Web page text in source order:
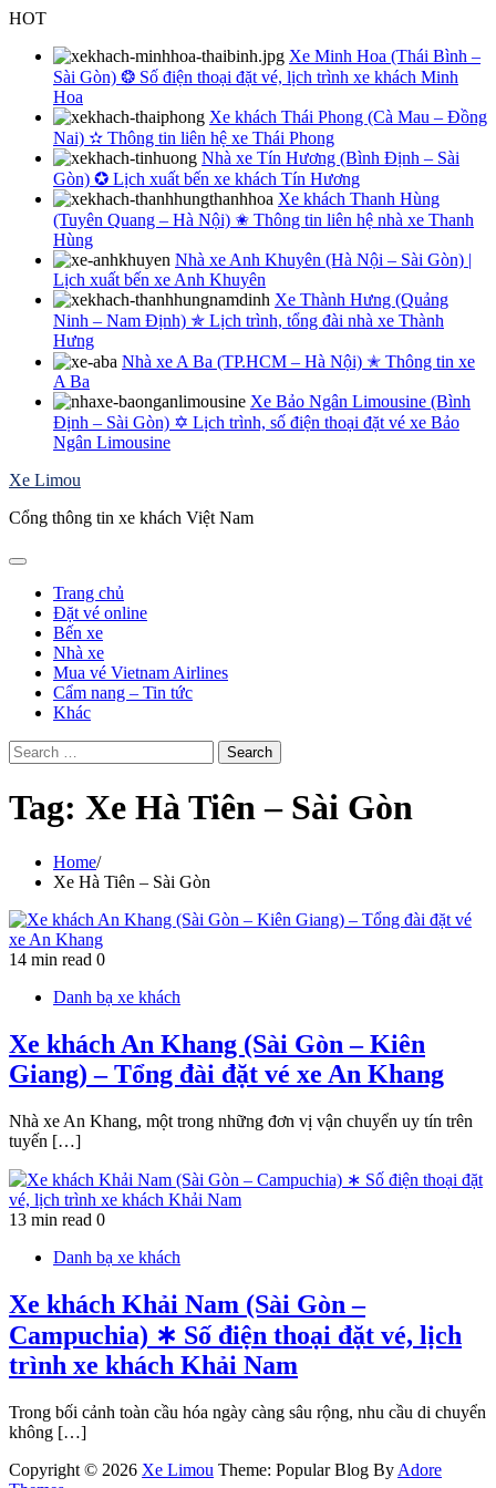
Skip
content
HOT
Xe Minh Hoa (Thái Bình –
Sài Gòn) ❂ Số điện thoại đặt vé, lịch trình xe khách Minh
Hoa
Xe khách Thái Phong (Cà Mau – Đồng
Nai) ✫ Thông tin liên hệ xe Thái Phong
Nhà xe Tín Hương (Bình Định – Sài
Gòn) ✪ Lịch xuất bến xe khách Tín Hương
Xe khách Thanh Hùng
(Tuyên Quang – Hà Nội) ✬ Thông tin liên hệ nhà xe Thanh
Hùng
Nhà xe Anh Khuyên (Hà Nội – Sài Gòn) |
Lịch xuất bến xe Anh Khuyên
Xe Thành Hưng (Quảng
Ninh – Nam Định) ✯ Lịch trình, tổng đài nhà xe Thành
Hưng
Nhà xe A Ba (TP.HCM – Hà Nội) ✭ Thông tin xe
A Ba
Xe Bảo Ngân Limousine (Bình
Định – Sài Gòn) ✡ Lịch trình, số điện thoại đặt vé xe Bảo
Ngân Limousine
Xe Limou
Cổng thông tin xe khách Việt Nam
Trang chủ
Đặt vé online
Bến xe
Nhà xe
Mua vé Vietnam Airlines
Cẩm nang – Tin tức
Khác
Search
for:
Tag: Xe Hà Tiên – Sài Gòn
Home
Xe Hà Tiên – Sài Gòn
14 min read 0
Danh bạ xe khách
Xe khách An Khang (Sài Gòn – Kiên
Giang) – Tổng đài đặt vé xe An Khang
Nhà xe An Khang, một trong những đơn vị vận chuyển uy tín trên
tuyến […]
13 min read 0
Danh bạ xe khách
Xe khách Khải Nam (Sài Gòn –
Campuchia) ∗ Số điện thoại đặt vé, lịch
trình xe khách Khải Nam
Trong bối cảnh toàn cầu hóa ngày càng sâu rộng, nhu cầu di chuyển
không […]
Copyright © 2026 Xe Limou Theme: Popular Blog By Adore